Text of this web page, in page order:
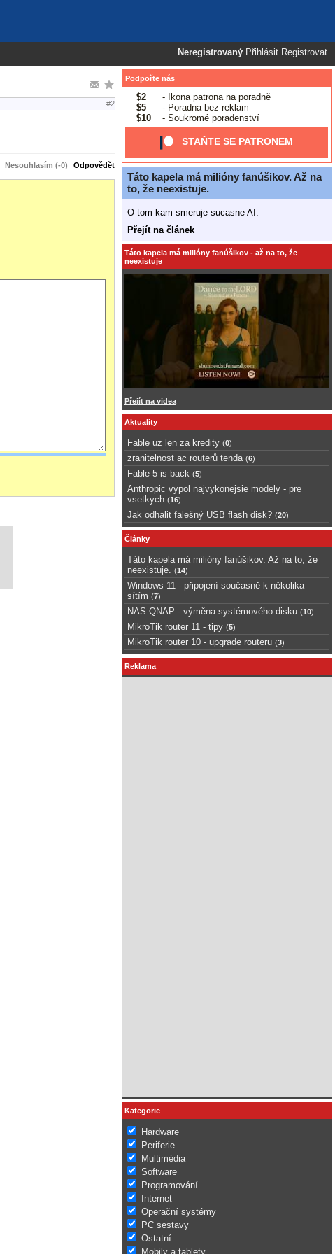
Neregistrovaný Přihlásit Registrovat
#2
Nesouhlasím (-0) Odpovědět
Podpořte nás
$2
- Ikona patrona na poradně
$5
- Poradna bez reklam
$10
- Soukromé poradenství
STAŇTE SE PATRONEM
Táto kapela má milióny fanúšikov. Až na
to, že neexistuje.
O tom kam smeruje sucasne AI.
Přejít na článek
Táto kapela má milióny fanúšikov - až na to, že
neexistuje
Přejít na videa
Aktuality
Fable uz len za kredity (0)
zranitelnost ac routerů tenda (6)
Fable 5 is back (5)
Anthropic vypol najvykonejsie modely - pre
vsetkych (16)
Jak odhalit falešný USB flash disk? (20)
Články
Táto kapela má milióny fanúšikov. Až na to, že
neexistuje.
(14)
Windows 11 - připojení současně k několika
sítím (7)
NAS QNAP - výměna systémového disku (10)
MikroTik router 11 - tipy (5)
MikroTik router 10 - upgrade routeru (3)
Reklama
Kategorie
Hardware
Periferie
Multimédia
Software
Programování
Internet
Operační systémy
PC sestavy
Ostatní
Mobily a tablety